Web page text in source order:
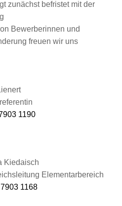
zunächst befristet mit der
Bewerberinnen und
freuen wir uns
1190
Kiedaisch
Elementarbereich
1168